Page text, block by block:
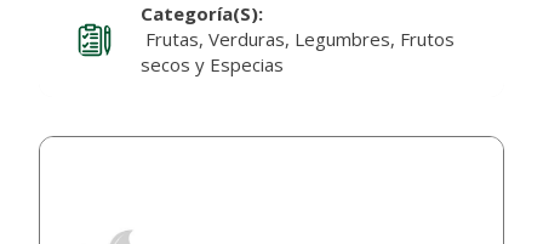
Categoría(s):
Frutas, Verduras, Legumbres, Frutos
secos y Especias